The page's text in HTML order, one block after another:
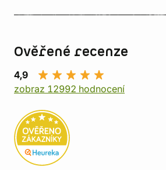
Ověřené recenze
4,9
zobraz 12992 hodnocení